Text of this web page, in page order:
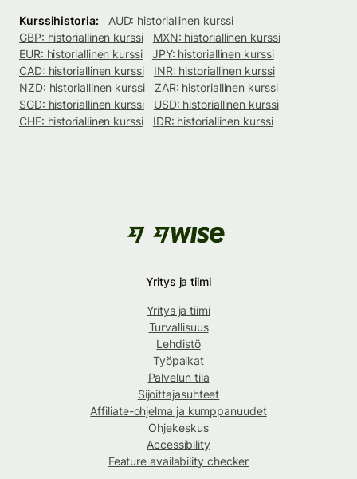
Kurssihistoria:
AUD: historiallinen kurssi
GBP: historiallinen kurssi
MXN: historiallinen kurssi
EUR: historiallinen kurssi
JPY: historiallinen kurssi
CAD: historiallinen kurssi
INR: historiallinen kurssi
NZD: historiallinen kurssi
ZAR: historiallinen kurssi
SGD: historiallinen kurssi
USD: historiallinen kurssi
CHF: historiallinen kurssi
IDR: historiallinen kurssi
Yritys ja tiimi
Yritys ja tiimi
Turvallisuus
Lehdistö
Työpaikat
Palvelun tila
Sijoittajasuhteet
Affiliate-ohjelma ja kumppanuudet
Ohjekeskus
Accessibility
Feature availability checker